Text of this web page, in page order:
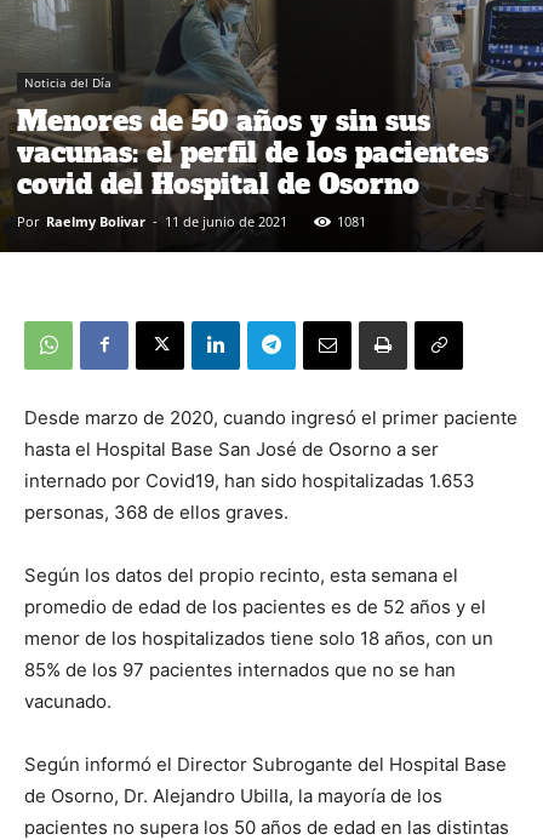
Noticia del Día
Menores de 50 años y sin sus
vacunas: el perfil de los pacientes
covid del Hospital de Osorno
Por Raelmy Bolivar - 11 de junio de 2021 1081
Desde marzo de 2020, cuando ingresó el primer paciente
hasta el Hospital Base San José de Osorno a ser
internado por Covid19, han sido hospitalizadas 1.653
personas, 368 de ellos graves.
Según los datos del propio recinto, esta semana el
promedio de edad de los pacientes es de 52 años y el
menor de los hospitalizados tiene solo 18 años, con un
85% de los 97 pacientes internados que no se han
vacunado.
Según informó el Director Subrogante del Hospital Base
de Osorno, Dr. Alejandro Ubilla, la mayoría de los
pacientes no supera los 50 años de edad en las distintas